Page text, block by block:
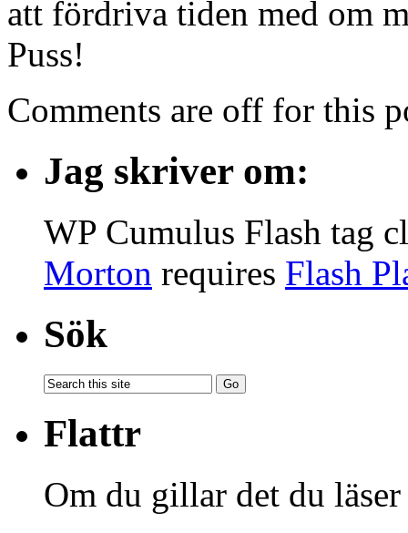
att fördriva tiden med om
Puss!
Comments are off for this
Jag skriver om:
WP Cumulus Flash tag
Morton requires Flash
Sök
Flattr
Om du gillar det du